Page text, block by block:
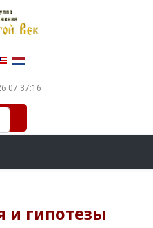
язык
07:37:17
и гипотезы